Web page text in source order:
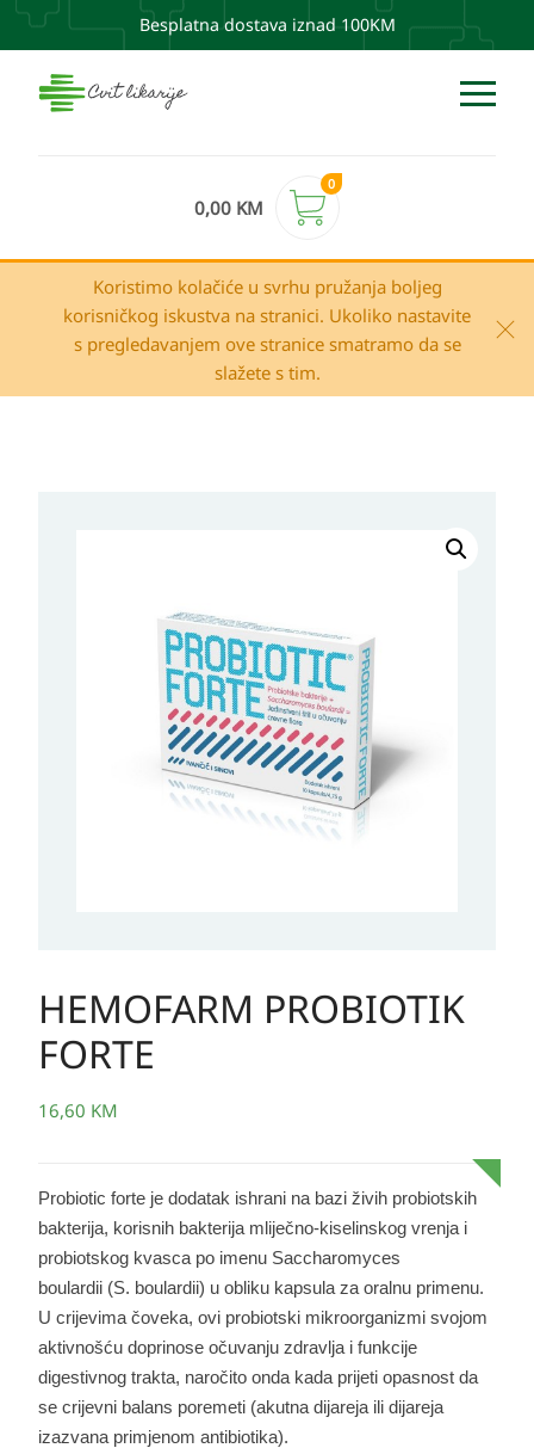
Besplatna dostava iznad 100KM
0,00 KM
0
Koristimo kolačiće u svrhu pružanja boljeg
korisničkog iskustva na stranici. Ukoliko nastavite
s pregledavanjem ove stranice smatramo da se
slažete s tim.
HEMOFARM PROBIOTIK
FORTE
16,60 KM
Probiotic forte je dodatak ishrani na bazi živih probiotskih
bakterija, korisnih bakterija mliječno-kiselinskog vrenja i
probiotskog kvasca po imenu Saccharomyces
boulardii (S. boulardii) u obliku kapsula za oralnu primenu.
U crijevima čoveka, ovi probiotski mikroorganizmi svojom
aktivnošću doprinose očuvanju zdravlja i funkcije
digestivnog trakta, naročito onda kada prijeti opasnost da
se crijevni balans poremeti (akutna dijareja ili dijareja
izazvana primjenom antibiotika).